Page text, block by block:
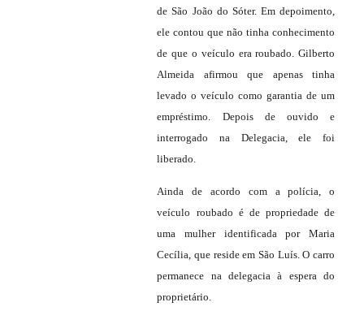
de São João do Sóter. Em depoimento,
ele contou que não tinha conhecimento
de que o veículo era roubado. Gilberto
Almeida afirmou que apenas tinha
levado o veículo como garantia de um
empréstimo. Depois de ouvido e
interrogado na Delegacia, ele foi
liberado.
Ainda de acordo com a polícia, o
veículo roubado é de propriedade de
uma mulher identificada por Maria
Cecília, que reside em São Luís. O carro
permanece na delegacia à espera do
proprietário.